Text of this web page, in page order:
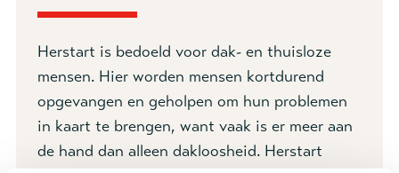
Herstart is bedoeld voor dak- en thuisloze
mensen. Hier worden mensen kortdurend
opgevangen en geholpen om hun problemen
in kaart te brengen, want vaak is er meer aan
de hand dan alleen dakloosheid. Herstart